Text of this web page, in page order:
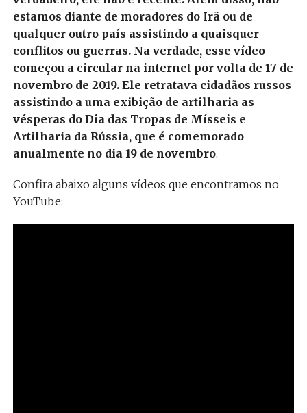
estamos diante de moradores do Irã ou de
qualquer outro país assistindo a quaisquer
conflitos ou guerras. Na verdade, esse vídeo
começou a circular na internet por volta de 17 de
novembro de 2019. Ele retratava cidadãos russos
assistindo a uma exibição de artilharia as
vésperas do Dia das Tropas de Mísseis e
Artilharia da Rússia, que é comemorado
anualmente no dia 19 de novembro.
Confira abaixo alguns vídeos que encontramos no
YouTube: